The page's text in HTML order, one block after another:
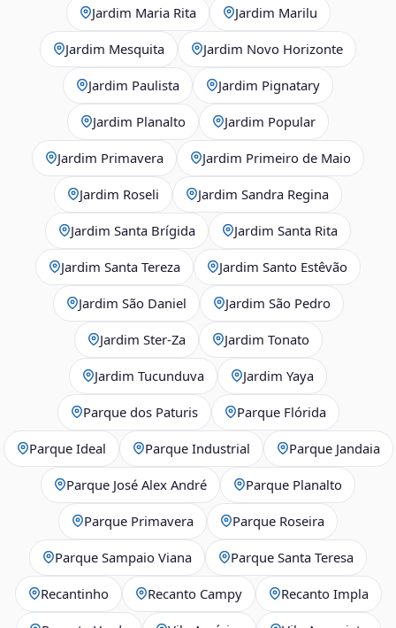
Jardim Maria Rita Jardim Marilu
Jardim Mesquita Jardim Novo Horizonte
Jardim Paulista Jardim Pignatary
Jardim Planalto Jardim Popular
Jardim Primavera Jardim Primeiro de Maio
Jardim Roseli Jardim Sandra Regina
Jardim Santa Brígida Jardim Santa Rita
Jardim Santa Tereza Jardim Santo Estêvão
Jardim São Daniel Jardim São Pedro
Jardim Ster‑Za Jardim Tonato
Jardim Tucunduva Jardim Yaya
Parque dos Paturis Parque Flórida
Parque Ideal Parque Industrial Parque Jandaia
Parque José Alex André Parque Planalto
Parque Primavera Parque Roseira
Parque Sampaio Viana Parque Santa Teresa
Recantinho Recanto Campy Recanto Impla